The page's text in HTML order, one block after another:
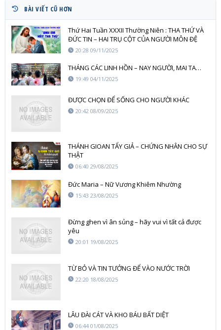
BÀI VIẾT CŨ HƠN
Thứ Hai Tuần XXXII Thường Niên : THA THỨ VÀ
ĐỨC TIN – HAI TRỤ CỘT CỦA NGƯỜI MÔN ĐỆ
ĐỨC KITÔ
20:28 09/11/2025
THÁNG CÁC LINH HỒN – NAY NGƯỜI, MAI TA…
19:49 04/11/2025
ĐƯỢC CHỌN ĐỂ SỐNG CHO NGƯỜI KHÁC
20:42 08/09/2025
THÁNH GIOAN TẨY GIẢ – CHỨNG NHÂN CHO SỰ
THẬT
06:40 29/08/2025
Đức Maria – Nữ Vương Khiêm Nhường
15:43 23/08/2025
Đừng ghen vì ân sủng – hãy vui vì tất cả được
yêu
20:01 19/08/2025
TỪ BỎ VÀ TIN TƯỞNG ĐỂ VÀO NƯỚC TRỜI
22:20 18/08/2025
LÂU ĐÀI CÁT VÀ KHO BÁU BẤT DIỆT
06:44 01/08/2025